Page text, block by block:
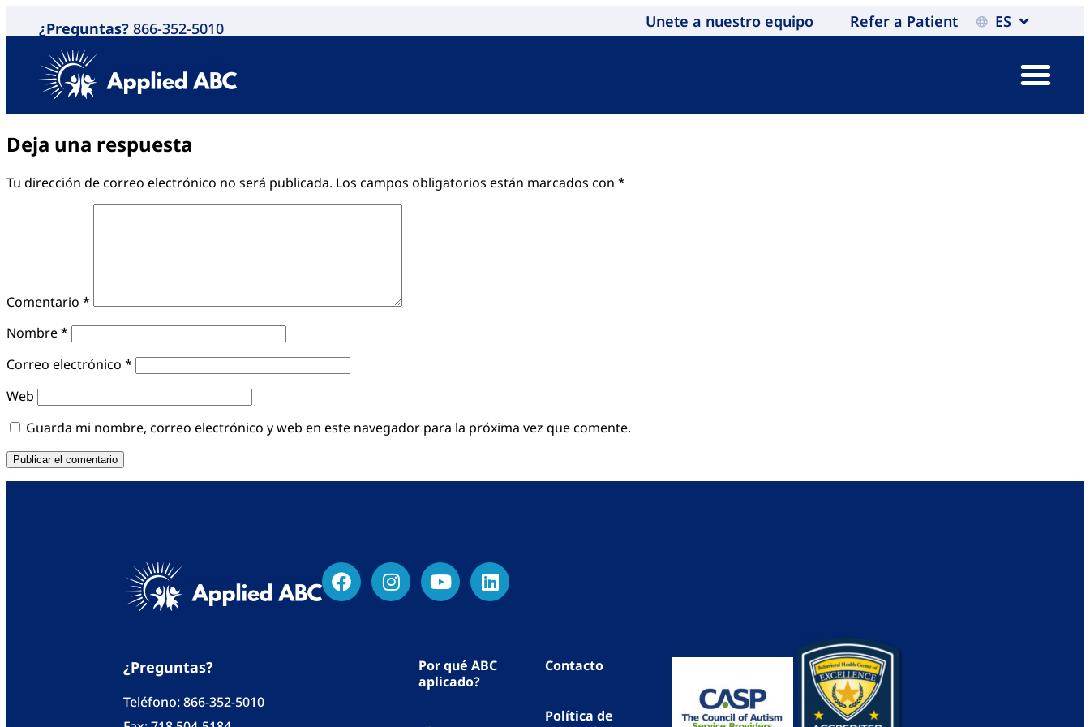
¿Preguntas? 866-352-5010 Unete a nuestro equipo Refer a Patient ES
Deja una respuesta
Tu dirección de correo electrónico no será publicada. Los campos obligatorios están marcados con *
Comentario *
Nombre*
Correo electrónico *
Web
Guarda mi nombre, correo electrónico y web en este navegador para la próxima vez que comente.
¿Preguntas?
Teléfono:866-352-5010
Por qué ABC
aplicado?
Contacto
Política de